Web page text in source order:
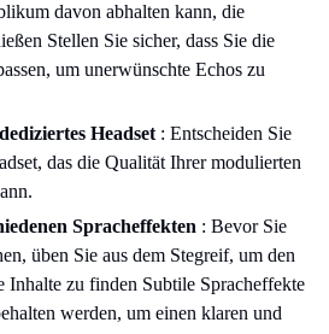
davon abhalten kann, die
Stellen Sie sicher, dass Sie die
um unerwünschte Echos zu
Headset : Entscheiden Sie
das die Qualität Ihrer modulierten
Spracheffekten : Bevor Sie
üben Sie aus dem Stegreif, um den
Inhalte zu finden Subtile Spracheffekte
werden, um einen klaren und